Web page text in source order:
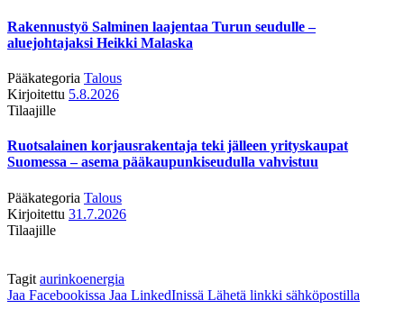
Rakennustyö Salminen laajentaa Turun seudulle –
aluejohtajaksi Heikki Malaska
Pääkategoria Talous
Kirjoitettu 5.8.2026
Tilaajille
Ruotsalainen korjausrakentaja teki jälleen yrityskaupat
Suomessa – asema pääkaupunkiseudulla vahvistuu
Pääkategoria Talous
Kirjoitettu 31.7.2026
Tilaajille
Tagit aurinkoenergia
Jaa Facebookissa Jaa LinkedInissä Lähetä linkki sähköpostilla